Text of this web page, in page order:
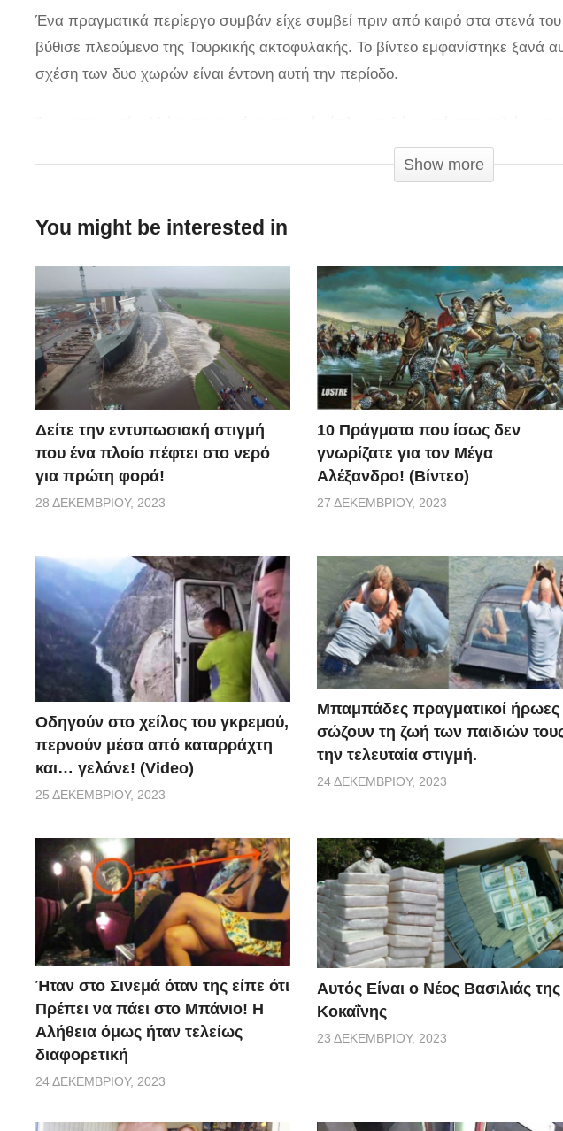
Ένα πραγματικά περίεργο συμβάν είχε συμβεί πριν από καιρό στα στενά
βύθισε πλεούμενο της Τουρκικής ακτοφυλακής. Το βίντεο εμφανίστηκε ξανά
σχέση των δυο χωρών είναι έντονη αυτή την περίοδο.
Άλλωστε όλοι μας γνωρίζουμε την φράση που λέει «μακριά από πλώρη
Show more
You might be interested in
Δείτε την εντυπωσιακή στιγμή
που ένα πλοίο πέφτει στο νερό
για πρώτη φορά!
28 ΔΕΚΕΜΒΡΊΟΥ, 2023
10 Πράγματα που ίσως δεν
γνωρίζατε για τον Μέγα
Αλέξανδρο! (Βίντεο)
27 ΔΕΚΕΜΒΡΊΟΥ, 2023
Οδηγούν στο χείλος του γκρεμού,
περνούν μέσα από καταρράχτη
και… γελάνε! (Video)
25 ΔΕΚΕΜΒΡΊΟΥ, 2023
Μπαμπάδες πραγματικοί ήρωες
σώζουν τη ζωή των παιδιών
την τελευταία στιγμή.
24 ΔΕΚΕΜΒΡΊΟΥ, 2023
Ήταν στο Σινεμά όταν της είπε ότι
Πρέπει να πάει στο Μπάνιο! Η
Αλήθεια όμως ήταν τελείως
διαφορετική
24 ΔΕΚΕΜΒΡΊΟΥ, 2023
Αυτός Είναι ο Νέος Βασιλιάς της
Κοκαΐνης
23 ΔΕΚΕΜΒΡΊΟΥ, 2023